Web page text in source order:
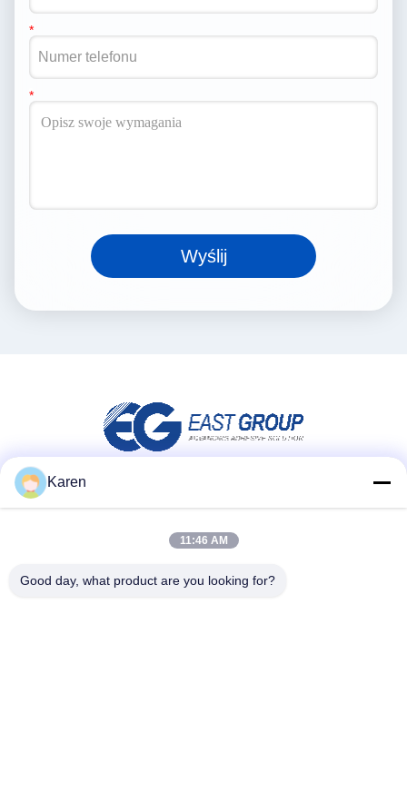
Wyślij
Szybki kontakt
Karen
11:46 AM
Good day, what product are you looking for?